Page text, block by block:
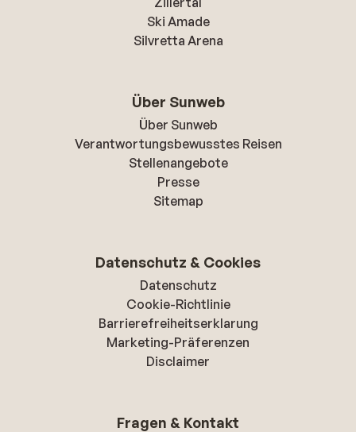
Ski Amade
Silvretta Arena
Über Sunweb
Über Sunweb
Verantwortungsbewusstes Reisen
Stellenangebote
Presse
Sitemap
Datenschutz & Cookies
Datenschutz
Cookie-Richtlinie
Barrierefreiheitserklarung
Marketing-Präferenzen
Disclaimer
Fragen & Kontakt